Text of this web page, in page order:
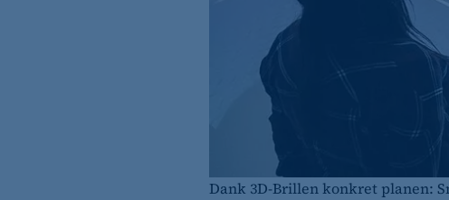
Dank 3D-Brillen konkret planen: